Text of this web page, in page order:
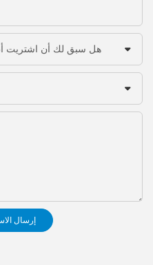
هل سبق لك أن اشتريت
إرسال